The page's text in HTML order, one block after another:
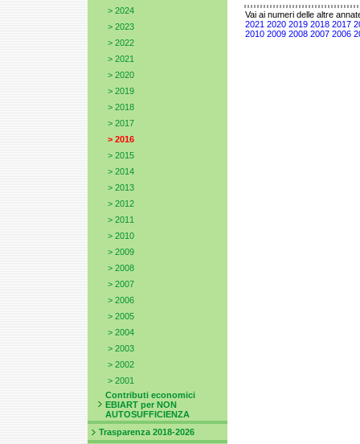
> 2024
> 2023
> 2022
> 2021
> 2020
> 2019
> 2018
> 2017
> 2016
> 2015
> 2014
> 2013
> 2012
> 2011
> 2010
> 2009
> 2008
> 2007
> 2006
> 2005
> 2004
> 2003
> 2002
> 2001
Contributi economici
EBIART per NON
AUTOSUFFICIENZA
Trasparenza 2018-2026
Vai ai numeri delle altre
2021 2020 2019 2018 2017
2010 2009 2008 2007 2006